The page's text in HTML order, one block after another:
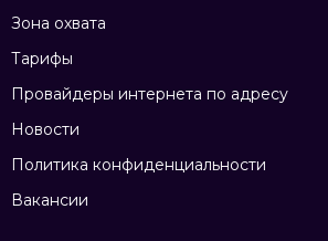
Зона охвата
Тарифы
Провайдеры интернета по адресу
Новости
Политика конфиденциальности
Вакансии